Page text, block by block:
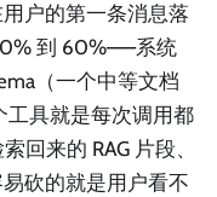
户的第一条消息落
到 60%——系统
（一个中等文档
工具就是每次调用都
回来的 RAG 片段、
砍的就是用户看不